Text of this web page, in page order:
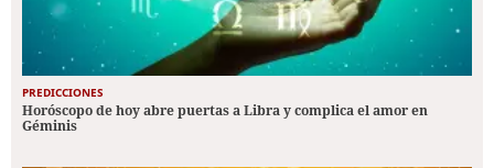
PREDICCIONES
Horóscopo de hoy abre puertas a Libra y complica el amor en
Géminis